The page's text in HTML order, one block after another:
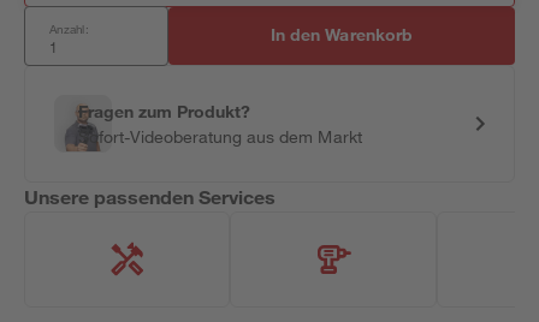
Anzahl: In den Warenkorb
Fragen zum Produkt?
Sofort-Videoberatung aus dem Markt
Unsere passenden Services